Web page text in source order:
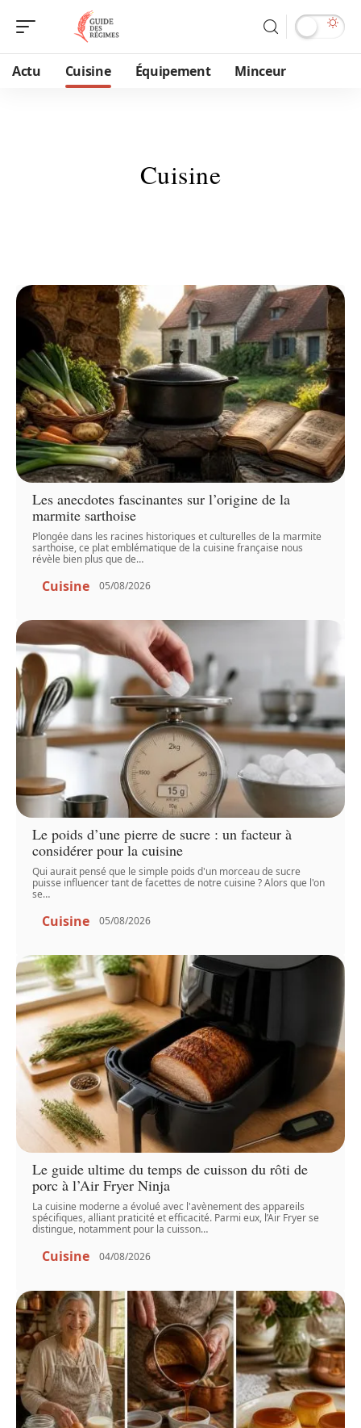
Actu Cuisine Équipement Minceur
Cuisine
Les anecdotes fascinantes sur l’origine de la
marmite sarthoise
Plongée dans les racines historiques et culturelles de la marmite
sarthoise, ce plat emblématique de la cuisine française nous
révèle bien plus que de…
Cuisine 05/08/2026
Le poids d’une pierre de sucre : un facteur à
considérer pour la cuisine
Qui aurait pensé que le simple poids d'un morceau de sucre
puisse influencer tant de facettes de notre cuisine ? Alors que l'on
se…
Cuisine 05/08/2026
Le guide ultime du temps de cuisson du rôti de
porc à l’Air Fryer Ninja
La cuisine moderne a évolué avec l'avènement des appareils
spécifiques, alliant praticité et efficacité. Parmi eux, l’Air Fryer se
distingue, notamment pour la cuisson…
Cuisine 04/08/2026